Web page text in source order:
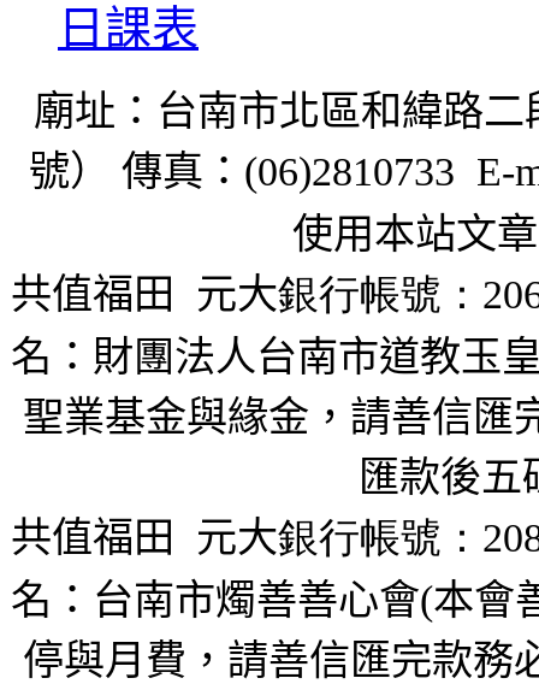
日課表
廟址：台南市北區和緯路二
號） 傳真： (06)2810733 E-
使用本站文
共值福田
元大銀行帳號：
名：財團法人台南市道教玉
聖業基金與緣金，請善信匯
匯款後五
共值福田
元大銀行帳號：
名：台南市燭善善心會(本會
停與月費，請善信匯完款務